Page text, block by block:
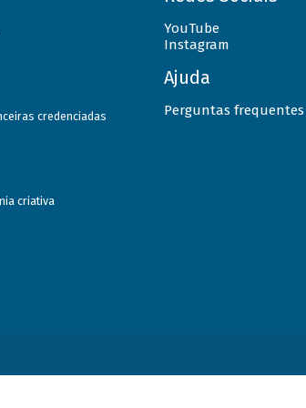
credenciadas
criativa
YouTube
Instagram
Ajuda
Perguntas frequentes